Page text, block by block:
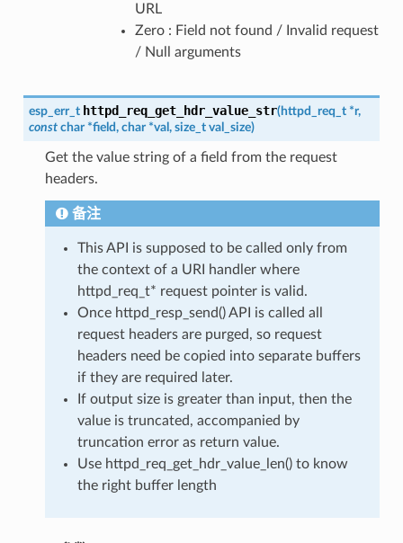
URL
Zero : Field not found / Invalid request
/ Null arguments
esp_err_t httpd_req_get_hdr_value_str(httpd_req_t *r,
const char *field, char *val , size_t val_size)
Get the value string of a field from the request
headers.
备注
This API is supposed to be called only from
the context of a URI handler where
httpd_req_t* request pointer is valid.
Once httpd_resp_send() API is called all
request headers are purged, so request
headers need be copied into separate buffers
if they are required later.
If output size is greater than input, then the
value is truncated, accompanied by
truncation error as return value.
Use httpd_req_get_hdr_value_len() to know
the right buffer length